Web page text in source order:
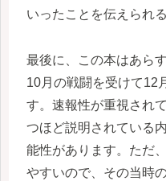
いったことを伝えられ
最後に、この本はあら
10月の戦闘を受けて12
す。速報性が重視され
つほど説明されている
能性があります。ただ
やすいので、その当時